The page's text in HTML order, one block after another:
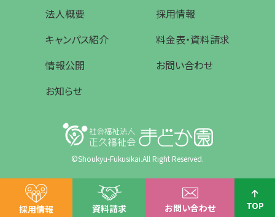
採用情報 資料請求 お問い合わせ TOP
©Shoukyu-Fukusikai.All Right Reserved.
法人概要
キャンパス紹介
情報公開
お知らせ
採用情報
料金表・資料請求
お問い合わせ